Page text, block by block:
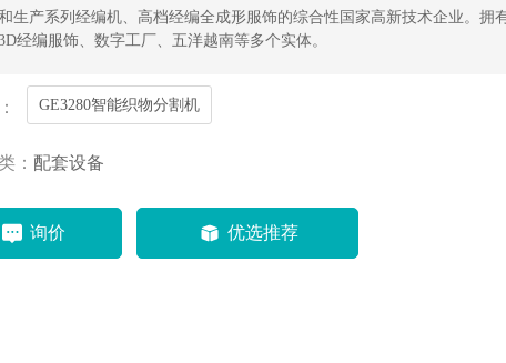
生产系列经编机、高档经编全成形服饰的综合性国家高新技术企业。拥
经编服饰、数字工厂、五洋越南等多个实体。
GE3280智能织物分割机
： 配套设备
询价 优选推荐